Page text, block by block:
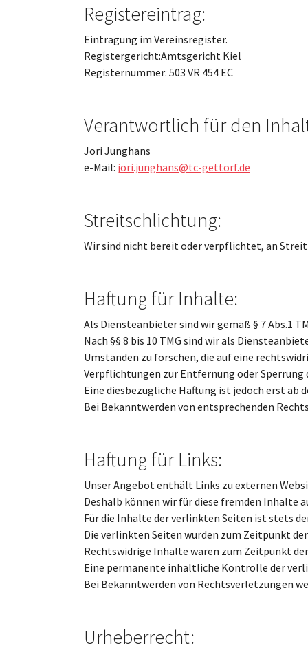
Registereintrag:
Eintragung im Vereinsregister.
Registergericht:Amtsgericht Kiel
Registernummer: 503 VR 454 EC
Verantwortlich für den Inhalt
Jori Junghans
e-Mail: jori.junghans@tc-gettorf.de
Streitschlichtung:
Wir sind nicht bereit oder verpflichtet, an
Haftung für Inhalte:
Als Diensteanbieter sind wir gemäß § 7 Abs.1
Nach §§ 8 bis 10 TMG sind wir als
Umständen zu forschen, die auf eine
Verpflichtungen zur Entfernung oder
Eine diesbezügliche Haftung ist jedoch erst
Bei Bekanntwerden von entsprechenden
Haftung für Links:
Unser Angebot enthält Links zu externen
Deshalb können wir für diese fremden Inhalte
Für die Inhalte der verlinkten Seiten ist stets
Die verlinkten Seiten wurden zum Zeitpunkt
Rechtswidrige Inhalte waren zum Zeitpunkt
Eine permanente inhaltliche Kontrolle der
Bei Bekanntwerden von Rechtsverletzungen
Urheberrecht: